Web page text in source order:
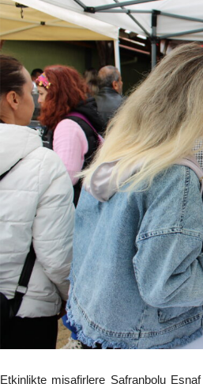
Etkinlikte misafirlere Safranbolu Esnaf